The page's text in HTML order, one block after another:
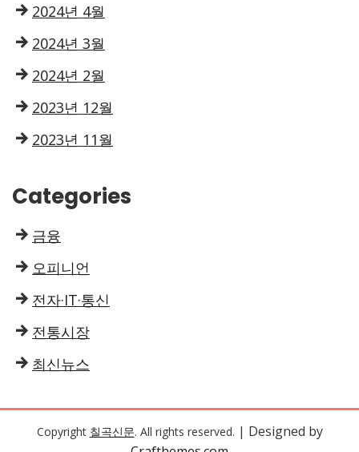
2024년 4월
2024년 3월
2024년 2월
2023년 12월
2023년 11월
Categories
금융
오피니언
전자·IT·통신
전통시장
최신뉴스
Copyright 칠곡신문. All rights reserved. | Designed by